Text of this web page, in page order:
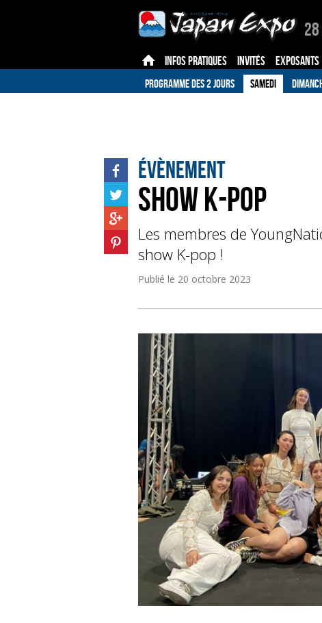
INFOS PRATIQUES INVITÉS EXPOSANTS
PROGRAMME DES 2 JOURS SAMEDI
Évènement
Show K-pop
Les membres de
show K-pop !
Publié le 20 octobre 2023